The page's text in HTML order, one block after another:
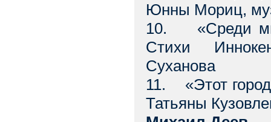
Юнны Мориц,
10. «Среди
Стихи
Суханова
11. «Этот
Татьяны